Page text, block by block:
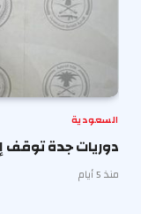
السعودية
دوريات جدة توقف
منذ 5 أيام